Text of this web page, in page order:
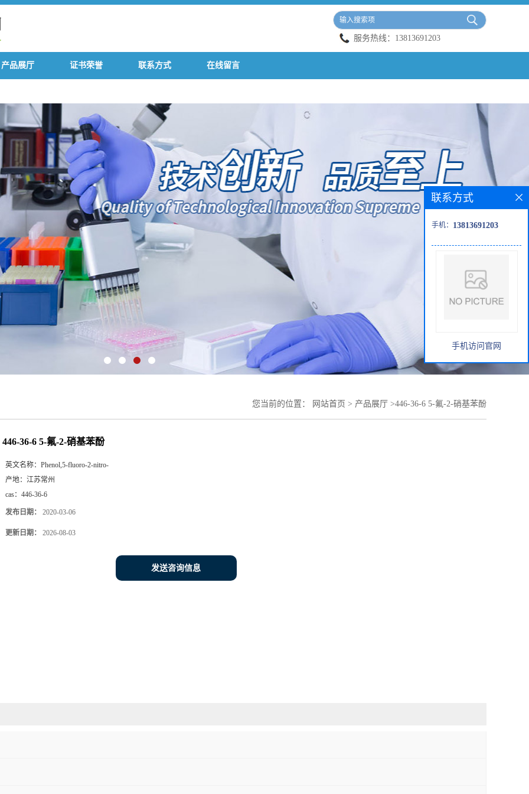
服务热线： 13813691203
产品展厅 证书荣誉 联系方式 在线留言
您当前的位置： 网站首页 > 产品展厅 >446-36-6 5-氟-2-硝基苯酚
446-36-6 5-氟-2-硝基苯酚
英文名称： Phenol,5-fluoro-2-nitro-
产地： 江苏常州
cas： 446-36-6
发布日期： 2020-03-06
更新日期： 2026-08-03
发送咨询信息
联系方式
手机： 13813691203
手机访问官网